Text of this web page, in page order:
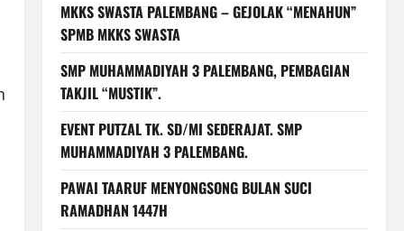
MKKS SWASTA PALEMBANG – GEJOLAK “MENAHUN”
SPMB MKKS SWASTA
SMP MUHAMMADIYAH 3 PALEMBANG, PEMBAGIAN
TAKJIL “MUSTIK”.
EVENT PUTZAL TK. SD/MI SEDERAJAT. SMP
MUHAMMADIYAH 3 PALEMBANG.
PAWAI TAARUF MENYONGSONG BULAN SUCI
RAMADHAN 1447H